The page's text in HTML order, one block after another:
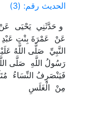
الحديث رقم: (3)
‏و حَدَّثَنِي ‏ ‏يَحْيَى
‏عَنْ ‏ ‏عَمْرَةَ بِنْتِ
النَّبِيِّ ‏ ‏صَلَّى اللَّهُ
رَسُولُ اللَّهِ ‏ ‏صَلَّى
فَيَنْصَرِفُ النِّسَاءُ
مِنْ ‏ ‏الْغَلَسِ ‏